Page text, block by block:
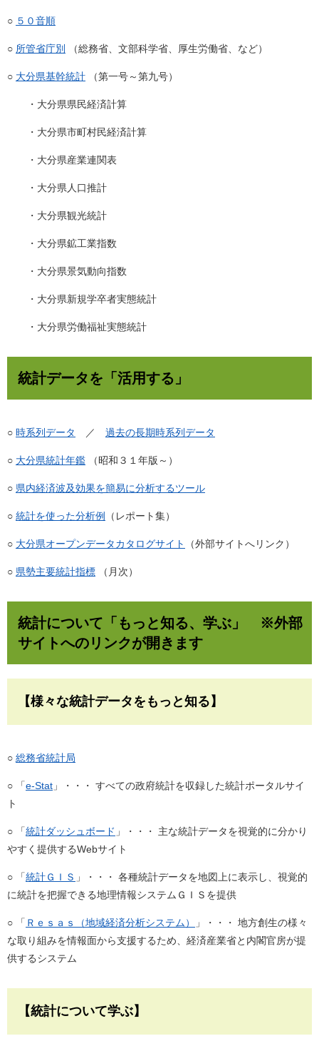
○ ５０音順
○ 所管省庁別 （総務省、文部科学省、厚生労働省、など）
○ 大分県基幹統計 （第一号～第九号）
・大分県県民経済計算
・大分県市町村民経済計算
・大分県産業連関表
・大分県人口推計
・大分県観光統計
・大分県鉱工業指数
・大分県景気動向指数
・大分県新規学卒者実態統計
・大分県労働福祉実態統計
統計データを「活用する」
○ 時系列データ ／ 過去の長期時系列データ
○ 大分県統計年鑑 （昭和３１年版～）
○ 県内経済波及効果を簡易に分析するツール
○ 統計を使った分析例 （レポート集）
○ 大分県オープンデータカタログサイト （外部サイトへリンク）
○ 県勢主要統計指標 （月次）
統計について「もっと知る、学ぶ」 ※外部
サイトへのリンクが開きます
【様々な統計データをもっと知る】
○ 総務省統計局
○ 「e-Stat 」・・・ すべての政府統計を収録した統計ポータルサイ
ト
○ 「統計ダッシュボード 」・・・ 主な統計データを視覚的に分かり
やすく提供するWebサイト
○ 「統計ＧＩＳ 」・・・ 各種統計データを地図上に表示し、視覚的
に統計を把握できる地理情報システムＧＩＳを提供
○ 「 Ｒｅｓａｓ（地域経済分析システム）
」・・・ 地方創生の様々
な取り組みを情報面から支援するため、経済産業省と内閣官房が提
供するシステム
【統計について学ぶ】